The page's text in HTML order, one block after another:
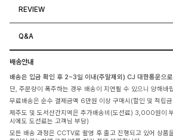
REVIEW
Q&A
배송안내
배송은 입금 확인 후 2~3일 이내(주말제외) CJ 대한통운으
단, 주문량이 폭주하는 경우 배송이 지연될 수 있으니 양해바
무료배송은 순수 결제금액 6만원 이상 구매시(할인 및 적립
제주도 및 도서산간지역은 추가배송비(도선료) 3,000원이
시에도 도선료는 고객님 부담)
모든 배송 과정은 CCTV로 촬영 후 출고 진행되고 있어 상품